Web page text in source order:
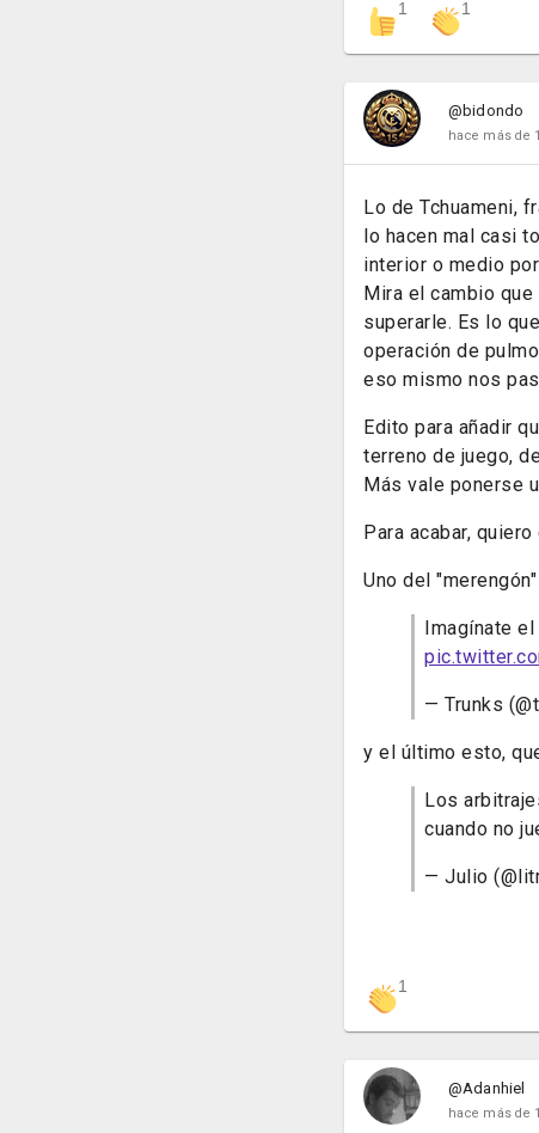
1 1
@bidondo
hace más de
Lo de Tchuameni,
lo hacen mal casi
interior o medio
Mira el cambio
superarle. Es lo
operación de
eso mismo nos
Edito para añadir
terreno de juego,
Más vale ponerse
Para acabar,
Uno del
Imagínate
— Trunks
y el último esto,
Los
cuando no
— Julio
1
@Adanhiel
hace más de